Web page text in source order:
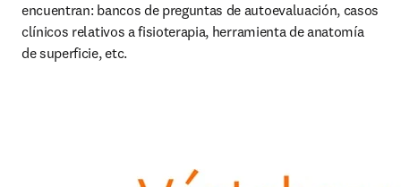
encuentran: bancos de preguntas de autoevaluación, casos
clínicos relativos a fisioterapia, herramienta de anatomía
de superficie, etc.